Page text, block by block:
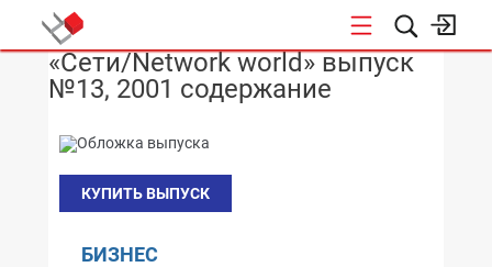
НОВОСТИ
«Сети/Network world» выпуск
№13, 2001 содержание
КУПИТЬ ВЫПУСК
БИЗНЕС